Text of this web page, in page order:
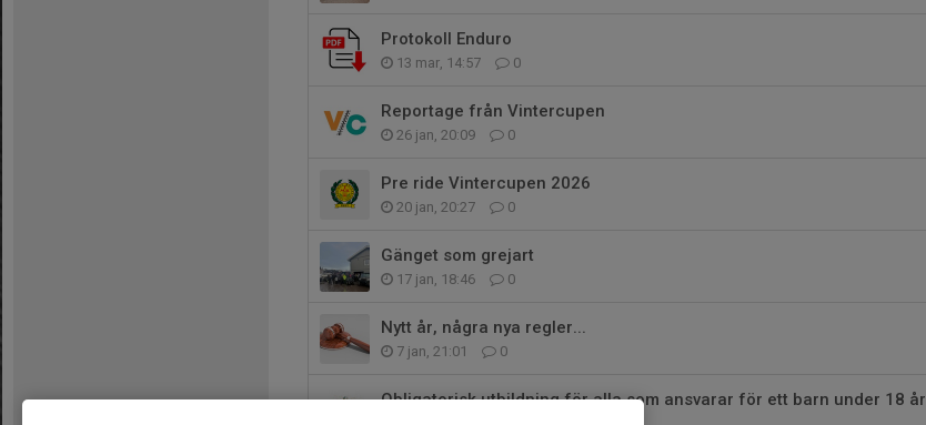
Protokoll Enduro
13 mar, 14:57 0
Reportage från Vintercupen
26 jan, 20:09 0
Pre ride Vintercupen 2026
20 jan, 20:27 0
Gänget som grejart
17 jan, 18:46 0
Nytt år, några nya regler...
7 jan, 21:01 0
Obligatorisk utbildning för alla som ansvarar för ett barn under 18 år